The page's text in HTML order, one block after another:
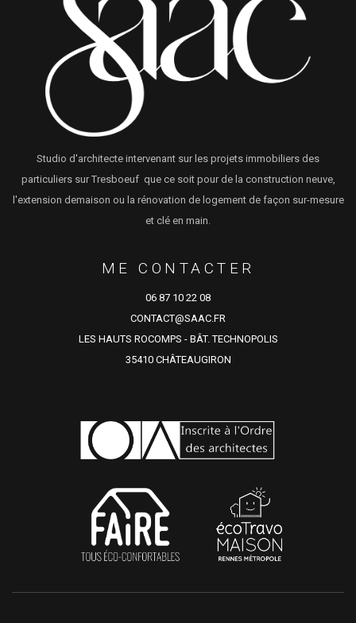
Studio d'architecte intervenant sur les projets immobiliers des
particuliers sur Tresboeuf que ce soit pour de la construction neuve,
l'extension demaison ou la rénovation de logement de façon sur-mesure
et clé en main.
ME CONTACTER
06 87 10 22 08
CONTACT@SAAC.FR
LES HAUTS ROCOMPS - BÂT. TECHNOPOLIS
35410 CHÂTEAUGIRON